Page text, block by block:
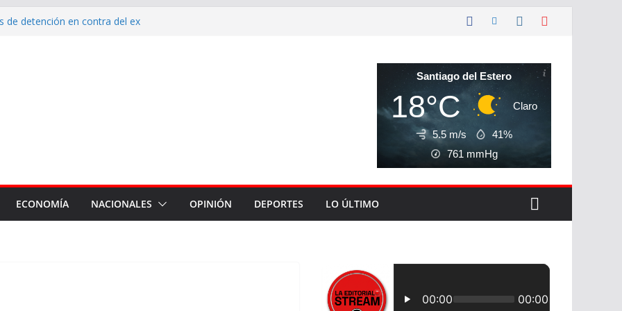
de detención en contra del ex
y después del embarazo
de Malvinas en el corazón
reposición de más de 120
Tradición y Smata
Santiago del Estero
18°C Claro
5.5 m/s
41%
761 mmHg
ECONOMÍA NACIONALES OPINIÓN DEPORTES LO ÚLTIMO